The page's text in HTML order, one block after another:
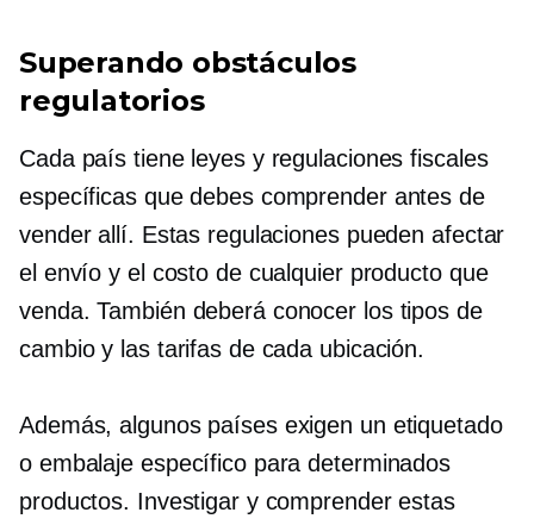
Superando obstáculos
regulatorios
Cada país tiene leyes y regulaciones fiscales
específicas que debes comprender antes de
vender allí. Estas regulaciones pueden afectar
el envío y el costo de cualquier producto que
venda. También deberá conocer los tipos de
cambio y las tarifas de cada ubicación.
Además, algunos países exigen un etiquetado
o embalaje específico para determinados
productos. Investigar y comprender estas